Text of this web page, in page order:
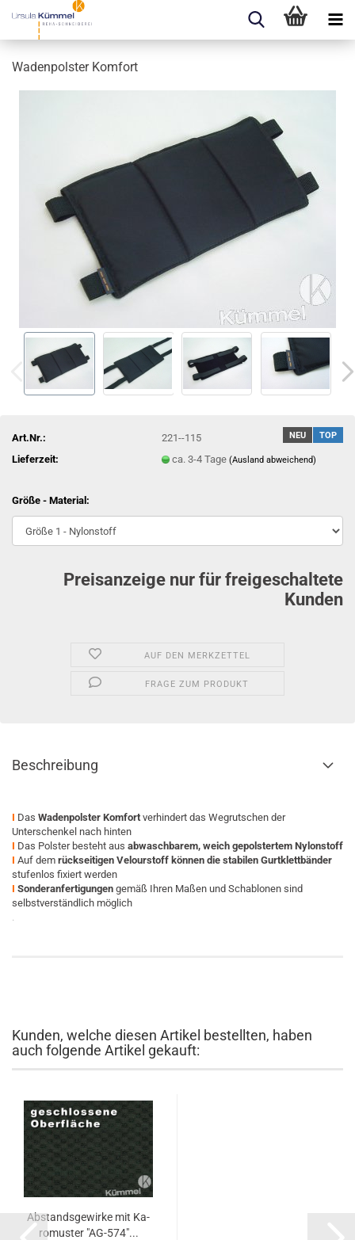
Wa­den­pols­ter Kom­fort
NEU TOP
Art.Nr.:
221--115
Lieferzeit:
ca. 3-4 Tage(Ausland abweichend)
Größe - Material:
Preisanzeige nur für freigeschaltete
Kunden
AUF DEN MERKZETTEL
FRAGE ZUM PRODUKT
Beschreibung
I Das Wadenpolster Komfortverhindert das Wegrutschen der
Unterschenkel nach hinten
I Das Polster besteht aus abwaschbarem, weich gepolstertem Nylonstoff
I Auf dem rückseitigen Velourstoff können die stabilen Gurtklettbänder
stufenlos fixiert werden
I Sonderanfertigungen gemäß Ihren Maßen und Schablonen sind
selbstverständlich möglich
.
Kunden, welche diesen Artikel bestellten, haben
auch folgende Artikel gekauft:
Ab­stands­ge­wir­ke mit Ka­
ro­mus­ter "AG-​574"...